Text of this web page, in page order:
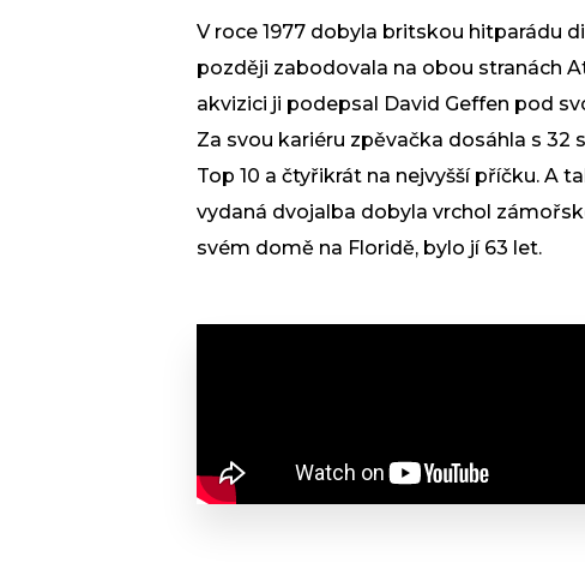
V roce 1977 dobyla britskou hitparádu
později zabodovala na obou stranách
akvizici ji podepsal David Geffen pod
Za svou kariéru zpěvačka dosáhla s 32
Top 10 a čtyřikrát na nejvyšší příčku. A
vydaná dvojalba dobyla vrchol
svém domě na Floridě, bylo jí 63 let.